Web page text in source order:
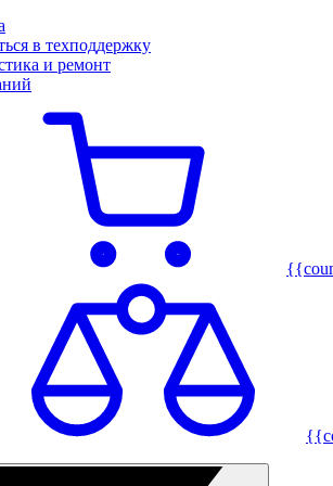
в техподдержку
и ремонт